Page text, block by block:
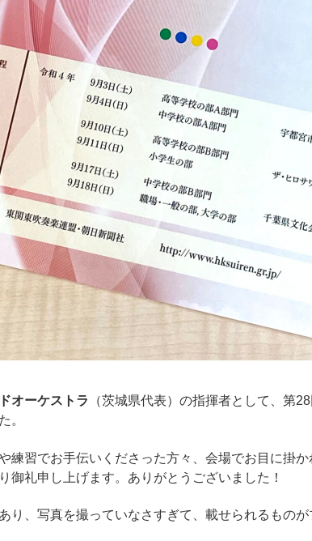
オーケストラ
（茨城県代表）の指揮者として、第
。
練習でお手伝いくださった方々、会場でお目に掛
御礼申し上げます。ありがとうございました！
り、写真を撮っていなさすぎて、載せられるもの